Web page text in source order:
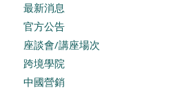
最新消息
官方公告
座談會/講座場次
跨境學院
中國營銷